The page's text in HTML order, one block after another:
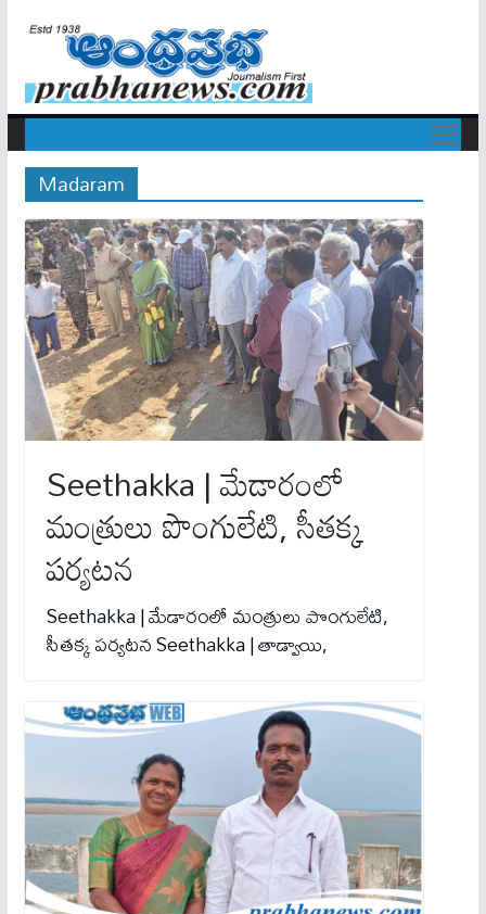
Madaram
Seethakka | మేడారంలో
మంత్రులు పొంగులేటి, సీతక్క
ప‌ర్య‌ట‌న‌
Seethakka | మేడారంలో మంత్రులు పొంగులేటి,
సీతక్క ప‌ర్య‌ట‌న‌ Seethakka | తాడ్వాయి,